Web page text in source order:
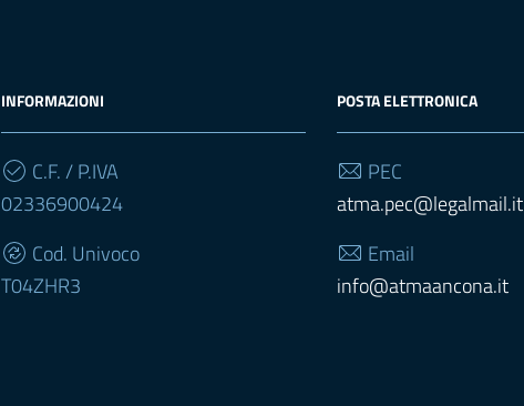
INFORMAZIONI
C.F. / P.IVA
02336900424
Cod. Univoco
T04ZHR3
POSTA ELETTRONICA
PEC
atma.pec@legalmail.it
Email
info@atmaancona.it